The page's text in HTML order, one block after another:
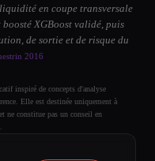
en coupe transversale
XGBoost validé, puis
de sortie et de risque du
2016
inspiré de concepts d'analyse
Elle est destinée uniquement à
ne constitue pas un conseil en